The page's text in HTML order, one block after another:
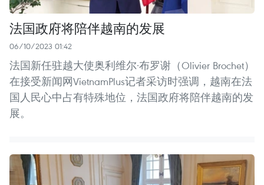
法国政府将陪伴越南的发展
06/10/2023 01:42
法国新任驻越大使奥利维尔·布罗谢（Olivier Brochet）
在接受新闻网VietnamPlus记者采访时强调，越南在法
国人民心中占有特殊地位，法国政府将陪伴越南的发
展。